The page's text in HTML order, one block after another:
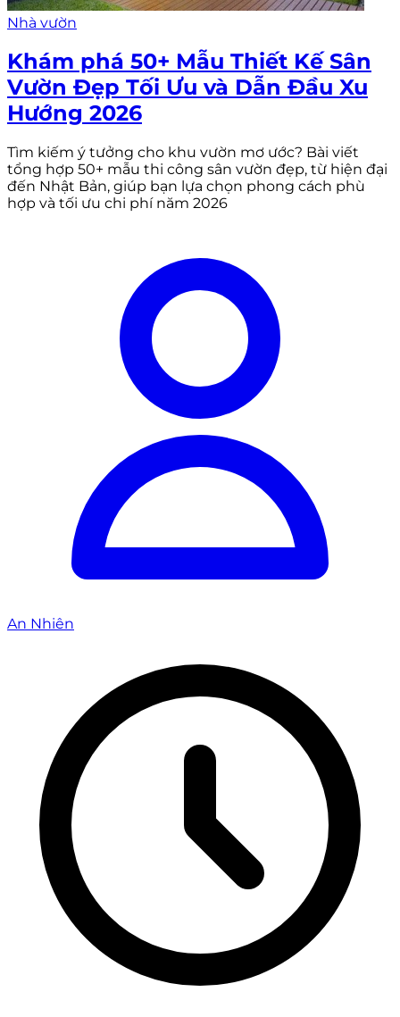
Nhà vườn
Khám phá 50+ Mẫu Thiết Kế Sân
Vườn Đẹp Tối Ưu và Dẫn Đầu Xu
Hướng 2026
Tìm kiếm ý tưởng cho khu vườn mơ ước? Bài viết
tổng hợp 50+ mẫu thi công sân vườn đẹp, từ hiện đại
đến Nhật Bản, giúp bạn lựa chọn phong cách phù
hợp và tối ưu chi phí năm 2026
An Nhiên